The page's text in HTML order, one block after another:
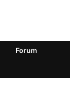
Forum